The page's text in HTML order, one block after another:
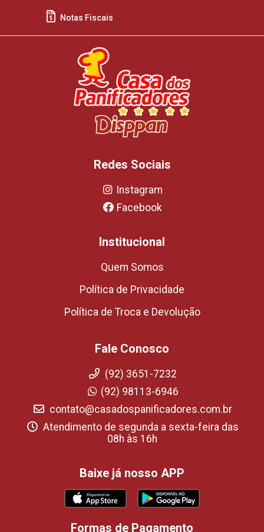
Notas Fiscais
Redes Sociais
Instagram
Facebook
Institucional
Quem Somos
Política de Privacidade
Política de Troca e Devolução
Fale Conosco
(92) 3651-7232
(92) 98113-6946
contato@casadospanificadores.com.br
Atendimento de segunda a sexta-feira das
08h às 16h
Baixe já nosso APP
Formas de Pagamento